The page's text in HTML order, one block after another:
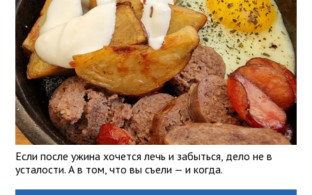
Если после ужина хочется лечь и забыться, дело не в
усталости. А в том, что вы съели — и когда.